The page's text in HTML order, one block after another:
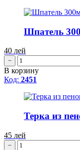
Шпатель
40 лей
−
В корзину
Код: 2451
Терка из
45 лей
−